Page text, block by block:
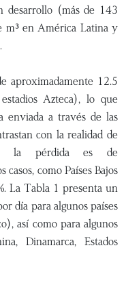
desarrollo (más de 143
m³ en América Latina y
aproximadamente 12.5
Azteca), lo que
enviada a través de las
con la realidad de
la pérdida es de
como Países Bajos
La Tabla 1 presenta un
día para algunos países
así como para algunos
Dinamarca, Estados